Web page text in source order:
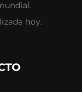
hoy.